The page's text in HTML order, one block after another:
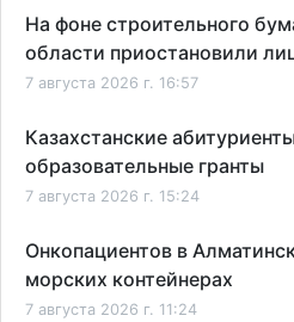
На фоне строительного
области приостановили
7 августа 2026 г. 16:57
Казахстанские
образовательные гранты
7 августа 2026 г. 15:24
Онкопациентов в
морских контейнерах
7 августа 2026 г. 11:24